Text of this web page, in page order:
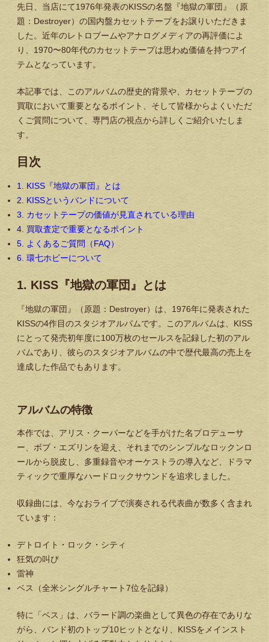
先日、当店にて1976年発表のKISSの名盤『地獄の軍団』（原
題：Destroyer）の国内盤カセットテープをお譲りいただきま
した。近年のレトロブームやアナログメディアの再評価によ
り、1970〜80年代のカセットテープは思わぬ価値を持つアイ
テムとなっています。
本記事では、このアルバムの歴史的背景や、カセットテープの
買取において重要となるポイント、そして皆様からよくいただ
くご質問について、専門店の視点から詳しくご紹介いたしま
す。
目次
1. KISS『地獄の軍団』とは
2. KISSというバンドについて
3. カセットテープの価値が見直されている理由
4. 買取査定で重要となるポイント
5. よくあるご質問（FAQ）
6. 環七ホビーについて
1. KISS『地獄の軍団』とは
『地獄の軍団』（原題：Destroyer）は、1976年に発表された
KISSの4作目のスタジオアルバムです。このアルバムは、KISS
にとって発売初年度に100万枚のセールスを記録した初のアル
バムであり、彼らのスタジオアルバムの中で歴代最高の売上を
達成した作品でもあります。
アルバムの特徴
本作では、アリス・クーパーなどを手がけた名プロデューサ
ー、ボブ・エズリンを迎え、それまでのシンプルなロックンロ
ールから脱皮し、多重録音やオーケストラの導入など、ドラマ
ティックで重厚なハードロックサウンドを追求しました。
収録曲には、今なおライブで演奏される代表曲が数多く含まれ
ています：
デトロイト・ロック・シティ
狂気の叫び
雷神
ベス（全米シングルチャート7位を記録）
特に「ベス」は、バラード調の楽曲として異色の存在でありな
がら、バンド初のトップ10ヒットとなり、KISSをメインスト